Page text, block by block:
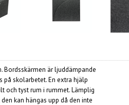
Bordsskärmen är ljuddämpande
på skolarbetet.En extra hjälp
och tyst rum i rummet. Lämplig
kan hängas upp då den inte